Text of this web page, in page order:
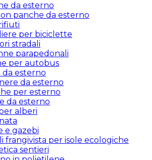
da esterno
panche da esterno
per biciclette
stradali
parapedonali
per autobus
da esterno
da esterno
per esterno
da esterno
alberi
e gazebi
frangivista per isole ecologiche
sentieri